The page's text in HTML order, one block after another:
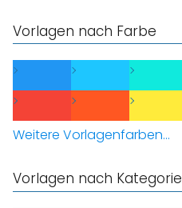
Vorlagen nach Farbe
Weitere Vorlagenfarben...
Vorlagen nach Kategorie